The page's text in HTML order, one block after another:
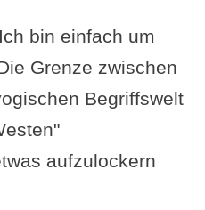
bin einfach um
Grenze zwischen
Begriffswelt
aufzulockern